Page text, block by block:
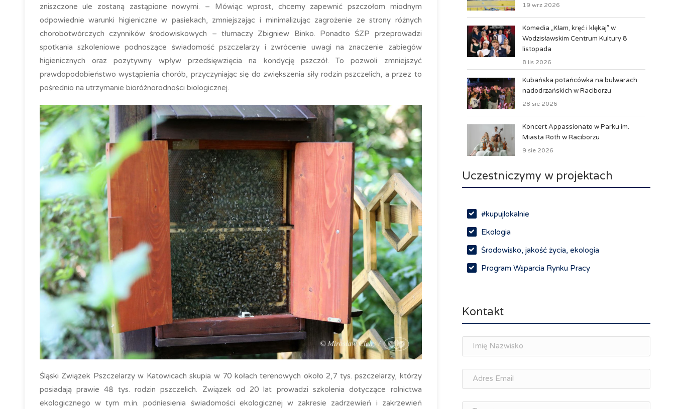
zniszczone ule zostaną zastąpione nowymi. – Mówiąc wprost, chcemy zapewnić pszczołom miodnym
odpowiednie warunki higieniczne w pasiekach, zmniejszając i minimalizując zagrożenie ze strony różnych
chorobotwórczych czynników środowiskowych – tłumaczy Zbigniew Binko. Ponadto ŚZP przeprowadzi
spotkania szkoleniowe podnoszące świadomość pszczelarzy i zwrócenie uwagi na znaczenie zabiegów
higienicznych oraz pozytywny wpływ przedsięwzięcia na kondycję pszczół. To pozwoli zmniejszyć
prawdopodobieństwo wystąpienia chorób, przyczyniając się do zwiększenia siły rodzin pszczelich, a przez to
pośrednio na utrzymanie bioróżnorodności biologicznej.
Śląski Związek Pszczelarzy w Katowicach skupia w 70 kołach terenowych około 2,7 tys. pszczelarzy, którzy
posiadają prawie 48 tys. rodzin pszczelich. Związek od 20 lat prowadzi szkolenia dotyczące rolnictwa
ekologicznego w tym m.in. podniesienia świadomości ekologicznej w zakresie zadrzewień i zakrzewień
19 wrz 2026
Komedia „Kłam, kręć i klękaj” w
Wodzisławskim Centrum Kultury 8
listopada
8 lis 2026
Kubańska potańcówka na bulwarach
nadodrzańskich w Raciborzu
28 sie 2026
Koncert Appassionato w Parku im.
Miasta Roth w Raciborzu
9 sie 2026
Uczestniczymy w projektach
#kupujlokalnie
Ekologia
Środowisko, jakość życia, ekologia
Program Wsparcia Rynku Pracy
Spotkania branżowe
osobisty
Memorandum Gospodarcze PL-CZ
Śląskie Porozumienie Gospodarcze
ŚLĄSK.ONLINE
Kontakt